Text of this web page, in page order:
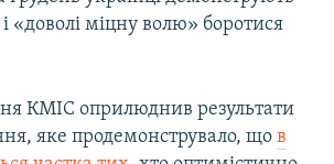
і «доволі міцну волю» боротися
КМІС оприлюднив результати
яке продемонструвало, що в